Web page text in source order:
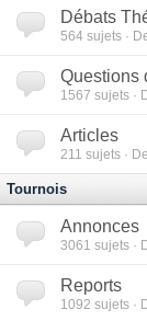
Débats
564 sujets ·
Questions
1567 sujets ·
Articles
211 sujets ·
Tournois
Annonces
3061 sujets ·
Reports
1092 sujets ·